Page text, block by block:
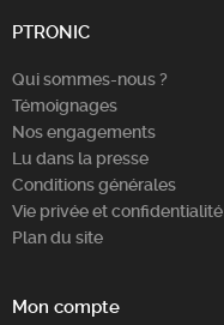
PTRONIC
Qui sommes-nous ?
Témoignages
Nos engagements
Lu dans la presse
Conditions générales
Vie privée et confidentialité
Plan du site
Mon compte